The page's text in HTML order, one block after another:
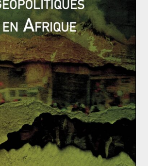
locaux, nationaux et régionaux.
des missiles en Europe de l’Est ?
Que veulent les druzes en Syrie ?